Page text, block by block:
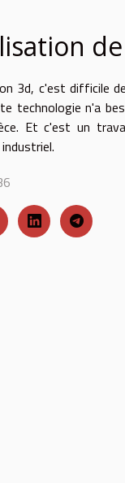
3d, c'est difficile
technologie n'a
Et c'est un